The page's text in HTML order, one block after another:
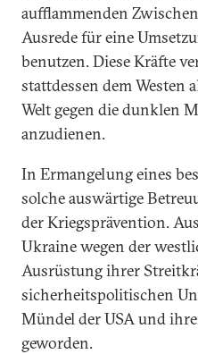
aufflammenden
Ausrede für eine
benutzen. Diese Kräfte
stattdessen dem Westen
Welt gegen die dunklen
anzudienen.
In Ermangelung eines
solche auswärtige
der Kriegsprävention.
Ukraine wegen der
Ausrüstung ihrer
sicherheitspolitischen
Mündel der USA und
geworden.